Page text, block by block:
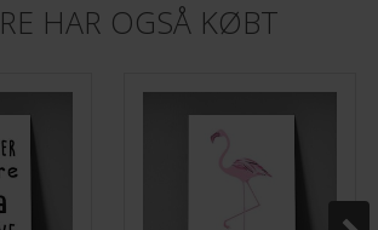
HAR OGSÅ KØBT